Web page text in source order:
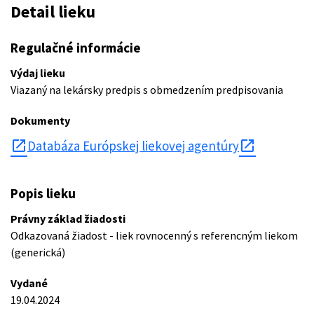
Detail lieku
Regulačné informácie
Výdaj lieku
Viazaný na lekársky predpis s obmedzením predpisovania
Dokumenty
open_in_new Databáza Európskej liekovej agentúry
Popis lieku
Právny základ žiadosti
Odkazovaná žiadost - liek rovnocenný s referencným liekom
(generická)
Vydané
19.04.2024